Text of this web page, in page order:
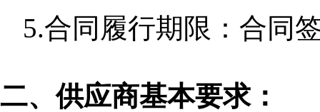
5.合同履行期限：合
二、供应商基本要求：